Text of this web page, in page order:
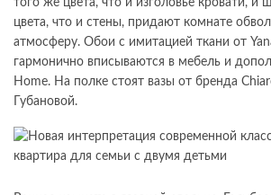
того же цвета, что и изголовье кровати, и
цвета, что и стены, придают комнате
атмосферу. Обои с имитацией ткани от
гармонично вписываются в мебель и
Home. На полке стоят вазы от бренда
Губановой.